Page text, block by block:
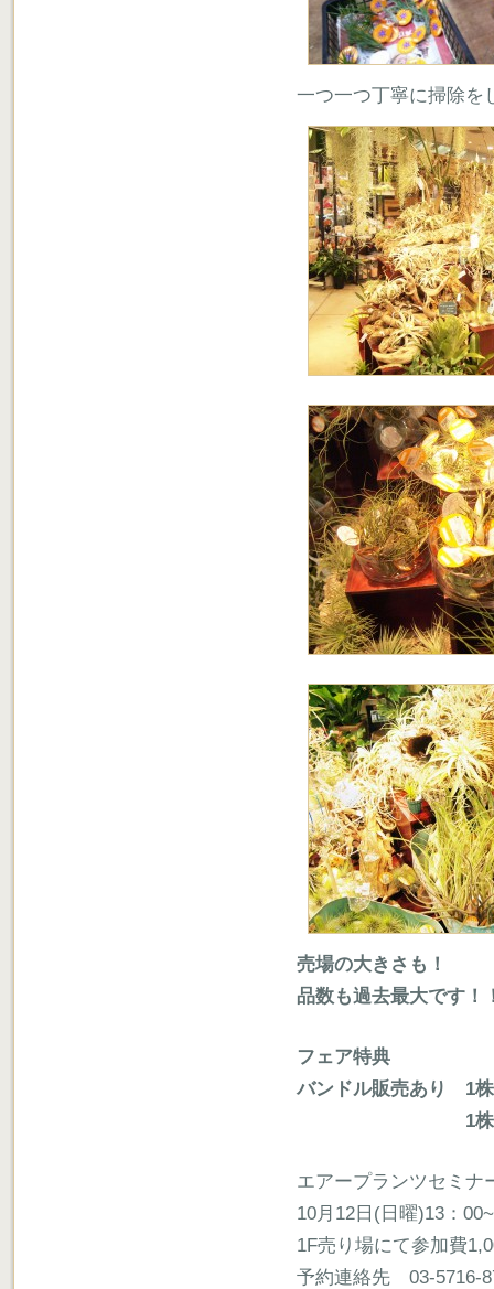
一つ一つ丁寧に掃除を
売場の大きさも！
品数も過去最大です！
フェア特典
バンドル販売あり
1
1
エアープランツセミナ
10月12日(日曜)13：
1F売り場にて参加費
予約連絡先 03-5716-